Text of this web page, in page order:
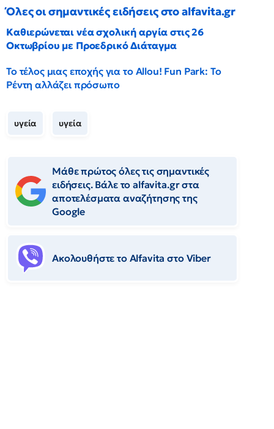
Όλες οι σημαντικές ειδήσεις στο alfavita.gr
Καθιερώνεται νέα σχολική αργία στις 26
Οκτωβρίου με Προεδρικό Διάταγμα
Το τέλος μιας εποχής για το Allou! Fun Park: Το
Ρέντη αλλάζει πρόσωπο
υγεία υγεία
Μάθε πρώτος όλες τις σημαντικές
ειδήσεις. Βάλε το alfavita.gr στα
αποτελέσματα αναζήτησης της
Google
Ακολουθήστε το Αlfavita στο Viber